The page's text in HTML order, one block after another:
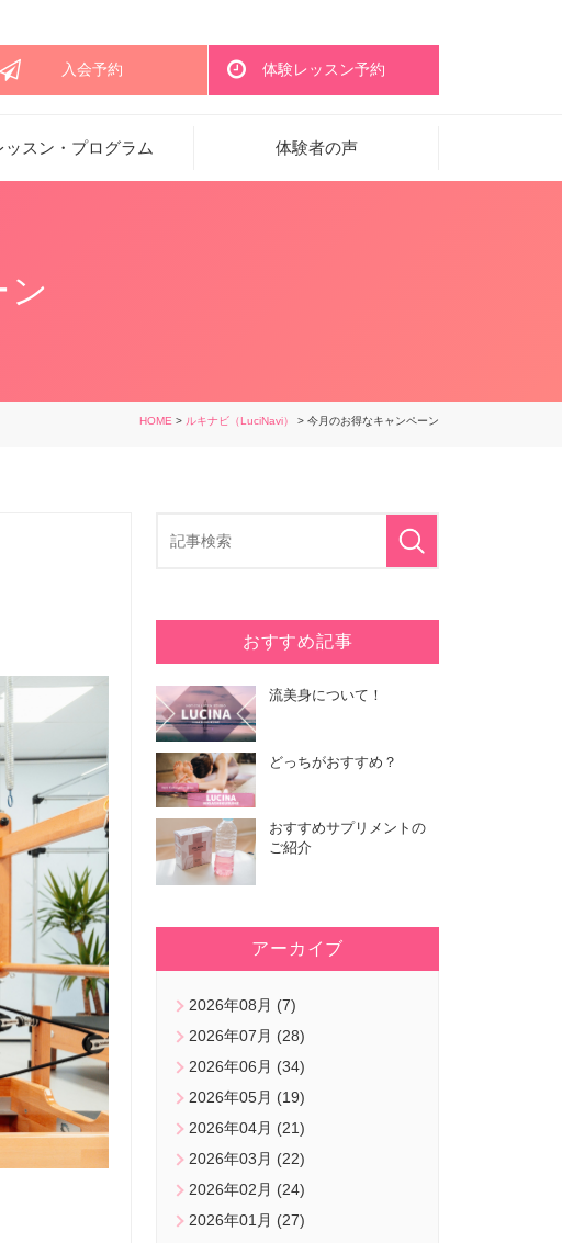
入会予約 体験レッスン予約
ッスン・プログラム 体験者の声
HOME > ルキナビ（LuciNavi） > 今月のお得なキャンペーン
おすすめ記事
流美身について！
どっちがおすすめ？
おすすめサプリメントの
ご紹介
アーカイブ
2026年08月 (7)
2026年07月 (28)
2026年06月 (34)
2026年05月 (19)
2026年04月 (21)
2026年03月 (22)
2026年02月 (24)
2026年01月 (27)